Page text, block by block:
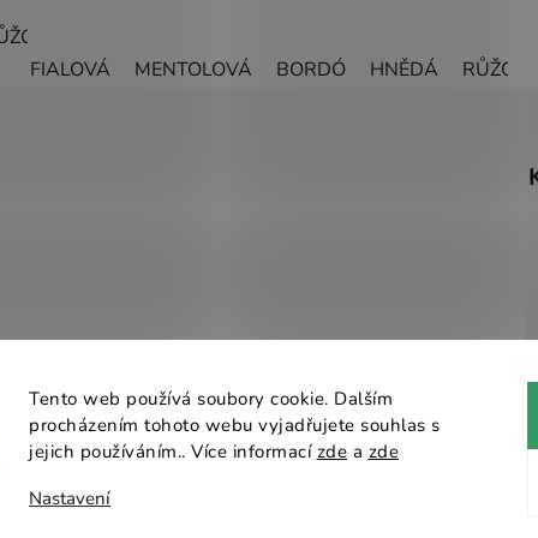
Tento web používá soubory cookie. Dalším
procházením tohoto webu vyjadřujete souhlas s
jejich používáním.. Více informací zde a zde
Nastavení
FIALOVÁ MENTOLOVÁ BORDÓ HNĚDÁ RŮŽOVÁ
Návrhář designu
razítka v ČR